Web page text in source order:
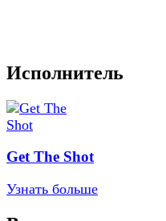
Исполнитель
Get The Shot
Узнать больше